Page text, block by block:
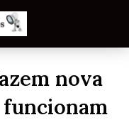
nova
funcionam